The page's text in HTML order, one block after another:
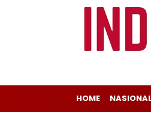
HOME NASIONAL